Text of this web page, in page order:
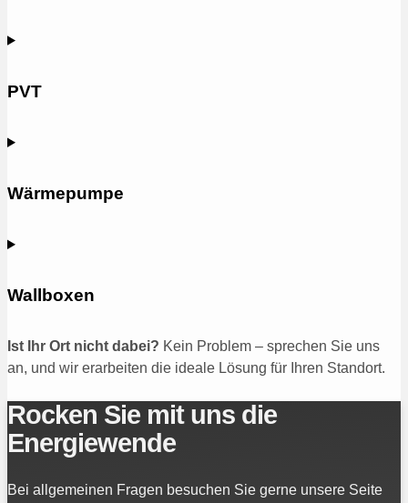
PVT
Wärmepumpe
Wallboxen
Ist Ihr Ort nicht dabei? Kein Problem – sprechen Sie uns
an, und wir erarbeiten die ideale Lösung für Ihren Standort.
Rocken Sie mit uns die
Energiewende
Bei allgemeinen Fragen besuchen Sie gerne unsere Seite